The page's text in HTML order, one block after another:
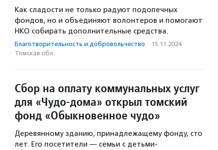
Как сладости не только радуют подопечных
фондов, но и объединяют волонтеров и помогают
НКО собирать дополнительные средства.
Благотвори­тель­ность и доброволь­чест­во · 15.11.2024 ·
Томская обл.
Сбор на оплату коммунальных услуг
для «Чудо-дома» открыл томский
фонд «Обыкновенное чудо»
Деревянному зданию, принадлежащему фонду, сто
лет. Его посетители — семьи с детьми-